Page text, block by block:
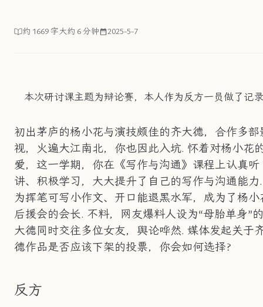
约 1669 字大约 6 分钟 2025-5-7
本次研讨课主题为辩论赛，本人作为反方一员做了记
初出茅庐的杨小花与演技颇佳的齐大德，合作多部
视，火遍大江南北，你也因此入坑. 怀着对杨小花
爱，这一学期，你在《写作与沟通》课程上认真听
讲、积极学习，大大提升了自己的写作与沟通能力
为挥笔可写小作文、开口能退黑水军，成为了杨小
后援会的会长. 不料，网友爆料人设为“母胎单身”
大德同时交往多位女友，舆论哗然. 媒体发起关于
德作品是否应该下架的投票，你会如何选择?
反方